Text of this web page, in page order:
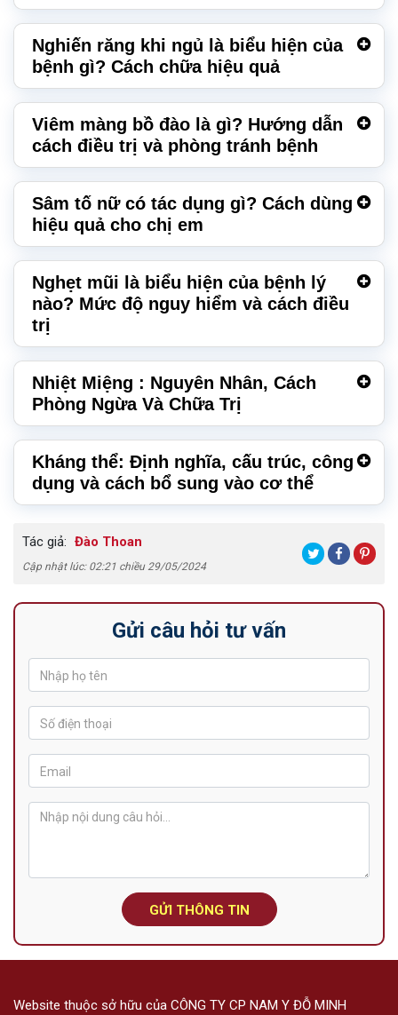
Nghiến răng khi ngủ là biểu hiện của
bệnh gì? Cách chữa hiệu quả
Viêm màng bồ đào là gì? Hướng dẫn
cách điều trị và phòng tránh bệnh
Sâm tố nữ có tác dụng gì? Cách dùng
hiệu quả cho chị em
Nghẹt mũi là biểu hiện của bệnh lý
nào? Mức độ nguy hiểm và cách điều
trị
Nhiệt Miệng : Nguyên Nhân, Cách
Phòng Ngừa Và Chữa Trị
Kháng thể: Định nghĩa, cấu trúc, công
dụng và cách bổ sung vào cơ thể
Tác giả: Đào Thoan
Cập nhật lúc: 02:21 chiều 29/05/2024
Gửi câu hỏi tư vấn
GỬI THÔNG TIN
Website thuộc sở hữu của CÔNG TY CP NAM Y ĐỖ MINH